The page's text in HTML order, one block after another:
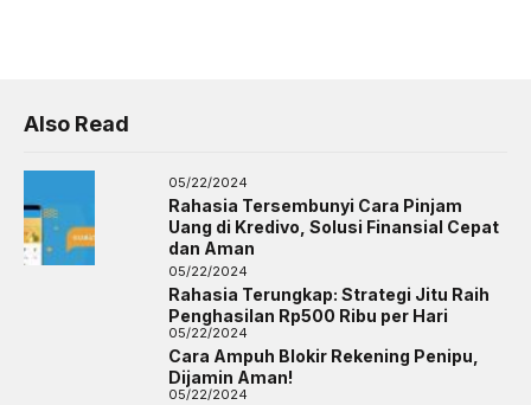
Also Read
05/22/2024
Rahasia Tersembunyi Cara Pinjam
Uang di Kredivo, Solusi Finansial Cepat
dan Aman
05/22/2024
Rahasia Terungkap: Strategi Jitu Raih
Penghasilan Rp500 Ribu per Hari
05/22/2024
Cara Ampuh Blokir Rekening Penipu,
Dijamin Aman!
05/22/2024